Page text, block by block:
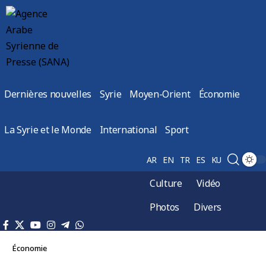
Dernières nouvelles Syrie Moyen-Orient Économie
La Syrie et le Monde International Sport
AR EN TR ES KU
Culture
Vidéo
Photos
Divers
Économie